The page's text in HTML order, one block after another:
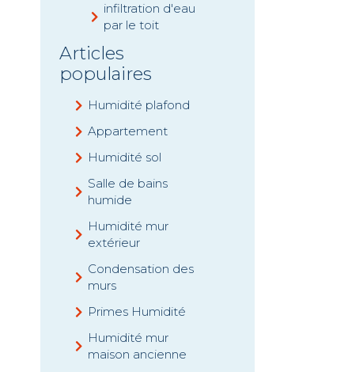
infiltration d'eau
par le toit
Articles
populaires
Humidité plafond
Appartement
Humidité sol
Salle de bains
humide
Humidité mur
extérieur
Condensation des
murs
Primes Humidité
Humidité mur
maison ancienne